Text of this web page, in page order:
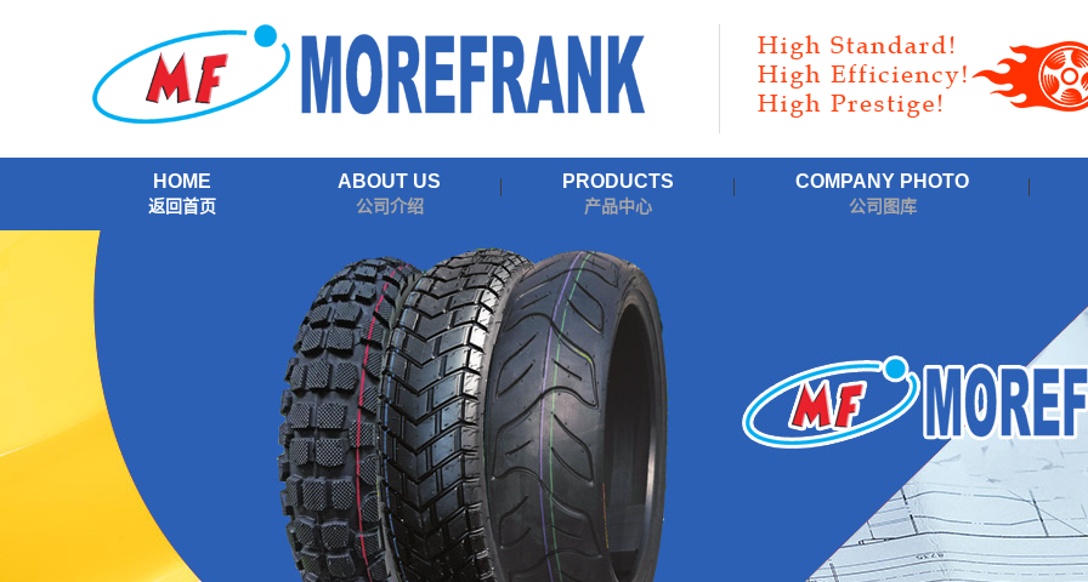
HOME
返回首页
ABOUT US
公司介绍
PRODUCTS
产品中心
COMPANY PHOTO
公司图库